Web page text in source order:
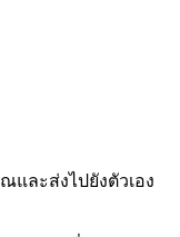
และส่งไปยังตัวเอง